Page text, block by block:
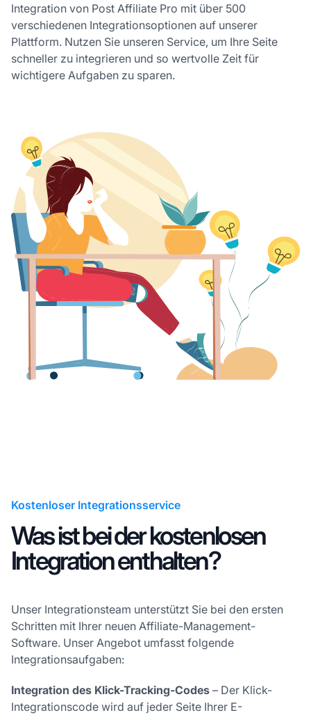
Integration von Post Affiliate Pro mit über 500
verschiedenen Integrationsoptionen auf unserer
Plattform. Nutzen Sie unseren Service, um Ihre Seite
schneller zu integrieren und so wertvolle Zeit für
wichtigere Aufgaben zu sparen.
Kostenloser Integrationsservice
Was ist bei der kostenlosen
Integration enthalten?
Unser Integrationsteam unterstützt Sie bei den ersten
Schritten mit Ihrer neuen Affiliate-Management-
Software. Unser Angebot umfasst folgende
Integrationsaufgaben:
Integration des Klick-Tracking-Codes – Der Klick-
Integrationscode wird auf jeder Seite Ihrer E-